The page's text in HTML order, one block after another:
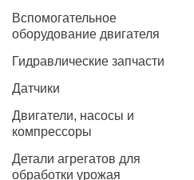
Вспомогательное
оборудование двигателя
Гидравлические запчасти
Датчики
Двигатели, насосы и
компрессоры
Детали агрегатов для
обработки урожая